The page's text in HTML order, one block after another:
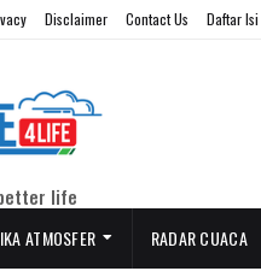
Disclaimer Contact Us Daftar Isi
life
ATMOSFER RADAR CUACA